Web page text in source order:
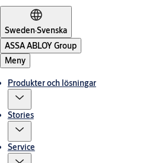
Sweden·Svenska
ASSA ABLOY Group
Meny
Produkter och lösningar
Stories
Service